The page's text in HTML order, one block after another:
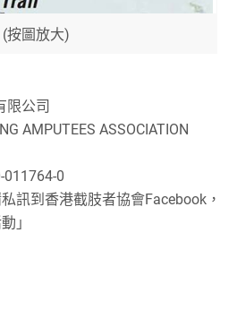
(按圖放大)
限公司
AMPUTEES ASSOCIATION
011764-0
訊到香港截肢者協會Facebook，
」